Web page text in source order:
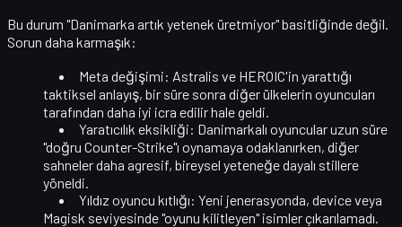
Bu durum "Danimarka artık yetenek üretmiyor" basitliğinde değil.
Sorun daha karmaşık:
Meta değişimi: Astralis ve HEROIC'in yarattığı
taktiksel anlayış, bir süre sonra diğer ülkelerin oyuncuları
tarafından daha iyi icra edilir hale geldi.
Yaratıcılık eksikliği: Danimarkalı oyuncular uzun süre
"doğru Counter-Strike"ı oynamaya odaklanırken, diğer
sahneler daha agresif, bireysel yeteneğe dayalı stillere
yöneldi.
Yıldız oyuncu kıtlığı: Yeni jenerasyonda, device veya
Magisk seviyesinde "oyunu kilitleyen" isimler çıkarılamadı.